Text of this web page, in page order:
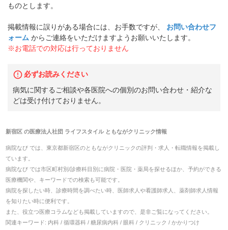
ものとします。
掲載情報に誤りがある場合には、お手数ですが、
お問い合わせフ
ォーム からご連絡をいただけますようお願いいたします。
※お電話での対応は行っておりません
必ずお読みください
病気に関するご相談や各医院への個別のお問い合わせ・紹介な
どは受け付けておりません。
新宿区 の医療法人社団 ライフスタイル ともながクリニック情報
病院なび では、 東京都新宿区のともながクリニックの評判・求人・転職情報を掲載し
ています。
病院なび では市区町村別/診療科目別に病院・医院・薬局を探せるほか、予約ができる
医療機関や、キーワードでの検索も可能です。
病院を探したい時、診療時間を調べたい時、医師求人や看護師求人、薬剤師求人情報
を知りたい時に便利です。
また、役立つ医療コラムなども掲載していますので、是非ご覧になってください。
関連キーワード: 内科 / 循環器科 / 糖尿病内科 / 眼科 / クリニック / かかりつけ